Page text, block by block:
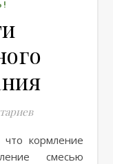
смесью